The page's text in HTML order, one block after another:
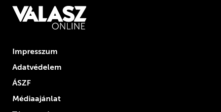
Impresszum
Adatvédelem
ÁSZF
Médiaajánlat